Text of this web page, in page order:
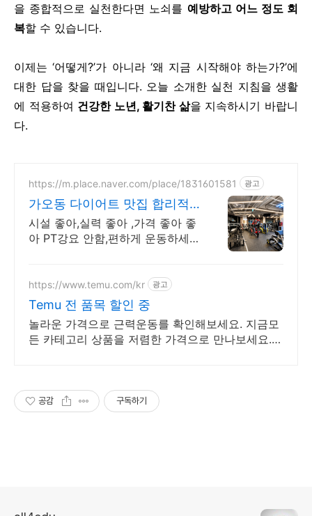
을 종합적으로 실천한다면 노쇠를 예방하고 어느 정도 회
복할 수 있습니다.
이제는 ‘어떻게?’가 아니라 ‘왜 지금 시작해야 하는가?’에
대한 답을 찾을 때입니다. 오늘 소개한 실천 지침을 생활
에 적용하여 건강한 노년, 활기찬 삶을 지속하시기 바랍니
다.
https://m.place.naver.com/place/1831601581 광고
가오동 다이어트 맛집 합리적
인 가격
시설 좋아,실력 좋아 ,가격 좋아 좋
아 PT강요 안함,편하게 운동하세
https://www.temu.com/kr 광고
Temu 전 품목 할인 중
놀라운 가격으로 근력운동를 확인해보세요. 지금모
든 카테고리 상품을 저렴한 가격으로 만나보세요.
공감 구독하기